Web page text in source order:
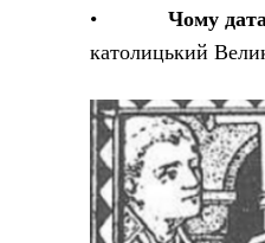
• Чому
католицький